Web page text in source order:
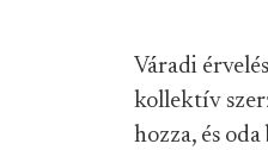
Váradi
kollektív
hozza, és